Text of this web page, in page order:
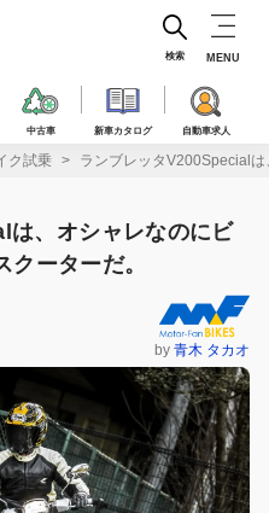
中古車 新車カタログ 自動車求人
検索 MENU
ク試乗 ランブレッタV200Special
は、オシャレなのにビ
ーターだ。
by 青木 タカオ